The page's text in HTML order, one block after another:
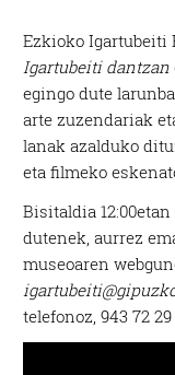
Ezkioko Igartubeiti
Igartubeiti dantzan
egingo dute
arte zuzendariak
lanak azalduko
eta filmeko
Bisitaldia
dutenek, aurrez
museoaren
telefonoz, 943 72